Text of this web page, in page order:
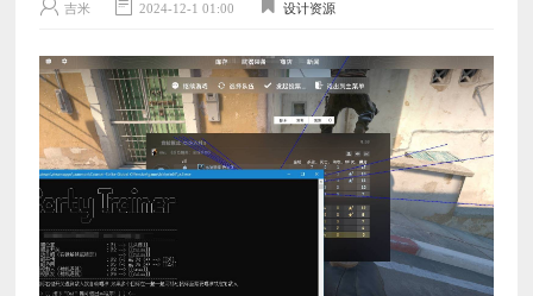
吉米 2024-12-1 01:00 设计资源